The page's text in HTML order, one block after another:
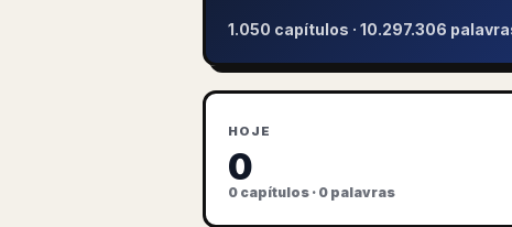
1.050 capítulos · 10.297.306
HOJE
0
0 capítulos · 0 palavras